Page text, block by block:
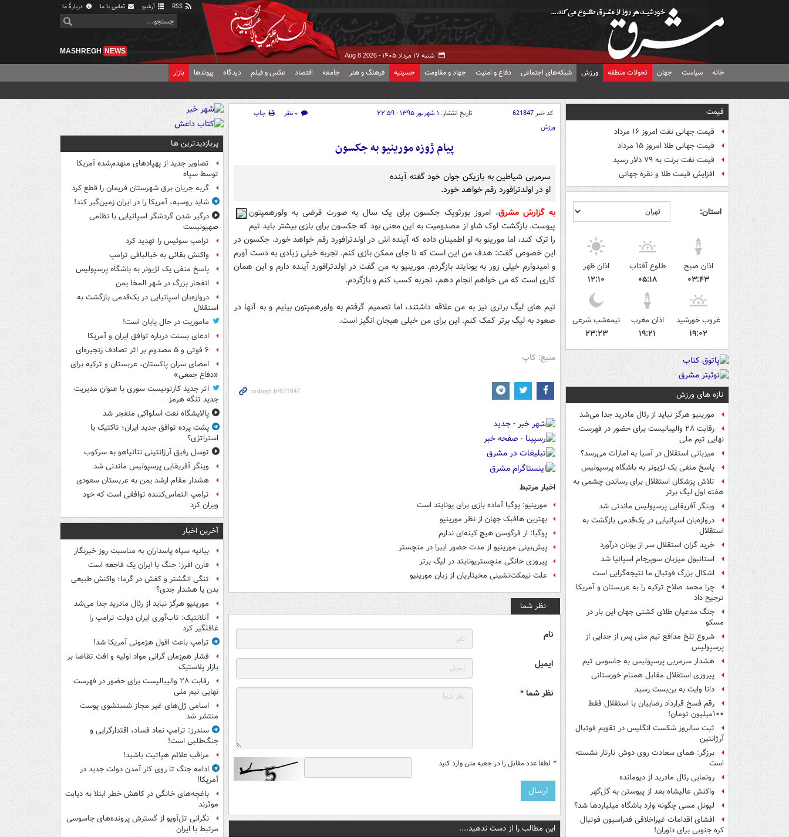
آرشیو تماس با ما دربارهٔ ما
شنبه ۱۷ مرداد ۱۴۰۵ - Aug 8 2026
MASHREGH NEWS
خانه سیاست جهان تحولات منطقه ورزش شبکه‌های اجتماعی دفاع و امنیت جهاد و مقاومت حسینیه فرهنگ و هنر جامعه اقتصاد عکس و فیلم دیدگاه پیوندها بازار
قیمت
قیمت جهانی نفت امروز ۱۶ مرداد
قیمت جهانی طلا امروز ۱۵ مرداد
قیمت نفت برنت به ۷۹ دلار رسید
افزایش قیمت طلا و نقره جهانی
استان:
اذان صبح
۰۳:۴۳
طلوع آفتاب
۰۵:۱۸
اذان ظهر
۱۲:۱۰
غروب خورشید
۱۹:۰۲
اذان مغرب
۱۹:۲۱
نیمه‌شب شرعی
۲۳:۲۳
تازه های ورزش
مورینیو هرگز نباید از رئال مادرید جدا می‌شد
رقابت ۲۸ والیبالیست برای حضور در فهرست
نهایی تیم ملی
میزبانی استقلال در آسیا به امارات می‌رسد؟
پاسخ منفی یک لژیونر به باشگاه پرسپولیس
تلاش پزشکان استقلال برای رساندن چشمی به
هفته اول لیگ برتر
وینگر آفریقایی پرسپولیس ماندنی شد
دروازه‌بان اسپانیایی در یک‌قدمی بازگشت به
استقلال
خرید گران استقلال سر از یونان درآورد
استانبول میزبان سوپرجام اسپانیا شد
اشکال بزرگ فوتبال ما نتیجه‌گرایی است
چرا محمد صلاح ترکیه را به عربستان و آمریکا
ترجیح داد
جنگ مدعیان طلای کشتی جهان این بار در
مسکو
شروع تلخ مدافع تیم ملی پس از جدایی از
پرسپولیس
هشدار سرمربی پرسپولیس به جاسوس تیم
پیروزی استقلال مقابل همنام خوزستانی
دانا وایت به بن‌بست رسید
رقم فسخ قرارداد رضاییان با استقلال فقط
۱۰۰میلیون تومان!
ثبت سالروز شکست انگلیس در تقویم فوتبال
آرژانتین
برزگر: همای سعادت روی دوش تارتار نشسته
است
رونمایی رئال مادرید از دیومانده
واکنش عالیشاه بعد از پیوستن به گل‌گهر
لیونل مسی چگونه وارد باشگاه میلیاردها شد؟
افشای اقدامات غیراخلاقی فدراسیون فوتبال
کره جنوبی برای داوران!
کد خبر621847 تاریخ انتشار: ۱ شهریور ۱۳۹۵ - ۲۲:۵۹ ۰ نظر
چاپ
ورزش
پیام ژوزه مورینیو به جکسون
سرمربی شیاطین به بازیکن جوان خود گفته آینده
او در اولدترافورد رقم خواهد خورد.
به گزارش مشرق، امروز بورثویک جکسون برای یک سال به صورت قرضی به ولورهمپتون
پیوست. بازگشت لوک شاو از مصدومیت به این معنی بود که جکسون برای بازی بیشتر باید تیم
را ترک کند، اما مورینو به او اطمینان داده که آینده اش در اولدترافورد رقم خواهد خورد. جکسون در
این خصوص گفت: هدف من این است که تا جای ممکن بازی کنم. تجربه خیلی زیادی به دست آورم
و امیدوارم خیلی زور به یونایتد بازگردم. مورینیو به من گفت در اولدترافورد آینده دارم و این همان
کاری است که می خواهم انجام دهم، تجربه کسب کنم و بازگردم.
تیم های لیگ برتری نیز به من علاقه داشتند، اما تصمیم گرفتم به ولورهمپتون بیایم و به آنها در
صعود به لیگ برتر کمک کنم. این برای من خیلی هیجان انگیز است.
منبع: کاپ
اخبار مرتبط
مورینیو: پوگبا آماده بازی برای یونایتد است
بهترین هافبک جهان از نظر مورینیو
پوگبا: از فرگوسن هیچ کینه‌ای ندارم
پیش‌بینی مورینیو از مدت حضور ایبرا در منچستر
پیروزی خانگی منچستریونایتد در لیگ برتر
علت نیمکت‌نشینی مخیتاریان از زبان مورینیو
نظر شما
نام
ایمیل
نظر شما *
* لطفا عدد مقابل را در جعبه متن وارد کنید
این مطالب را از دست ندهید....
پربازدیدترین ها
تصاویر جدید از پهپادهای منهدم‌شده آمریکا
توسط سپاه
گربه جریان برق شهرستان فریمان را قطع کرد
شاید روسیه، آمریکا را در ایران زمین‌گیر کند!
درگیر شدن گردشگر اسپانیایی با نظامی
صهیونیست
ترامپ سوئیس را تهدید کرد
واکنش بقائی به خیالبافی ترامپ
پاسخ منفی یک لژیونر به باشگاه پرسپولیس
انفجار بزرگ در شهر المخا یمن
دروازه‌بان اسپانیایی در یک‌قدمی بازگشت به
استقلال
ماموریت در حال پایان است!
ادعای بسنت درباره توافق ایران و آمریکا
۶ فوتی و ۵ مصدوم بر اثر تصادف زنجیره‌ای
امضای سران پاکستان، عربستان و ترکیه برای
«دفاع جمعی»
اثر جدید کارتونیست سوری با عنوان مدیریت
جدید تنگه هرمز
پالایشگاه نفت اسلواکی منفجر شد
پشت پرده توافق جدید ایران؛ تاکتیک یا
استراتژی؟
توسل رفیق آرژانتینی نتانیاهو به سرکوب
وینگر آفریقایی پرسپولیس ماندنی شد
هشدار مقام ارشد یمن به عربستان سعودی
ترامپ التماس‌کننده توافقی است که خود
ویران کرد
آخرین اخبار
بیانیه سپاه پاسداران به مناسبت روز خبرنگار
فارن افرز: جنگ با ایران یک فاجعه است
تنگی انگشتر و کفش در گرما؛ واکنش طبیعی
بدن یا هشدار جدی؟
مورینیو هرگز نباید از رئال مادرید جدا می‌شد
آتلانتیک: تاب‌آوری ایران دولت ترامپ را
غافلگیر کرد
ترامپ باعث افول هژمونی آمریکا شد!
فشار هم‌زمان گرانی مواد اولیه و افت تقاضا بر
بازار پلاستیک
رقابت ۲۸ والیبالیست برای حضور در فهرست
نهایی تیم ملی
اسامی ژل‌های غیر مجاز شستشوی پوست
منتشر شد
سندرز: ترامپ نماد فساد، اقتدارگرایی و
جنگ‌طلبی است!
مراقب علائم هپاتیت باشید!
ادامه جنگ تا روی کار آمدن دولت جدید در
آمریکا!
باغچه‌های خانگی در کاهش خطر ابتلا به دیابت
موثرند
نگرانی تل‌آویو از گسترش پرونده‌های جاسوسی
مرتبط با ایران